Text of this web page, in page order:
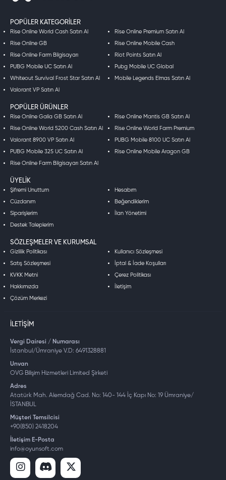
POPÜLER KATEGORILER
Rise Online World Cash Satın Al Rise Online Premium Satın Al
Rise Online GB Rise Online Mobile Cash
Rise Online Farm Bilgisayarı Riot Points Satın Al
PUBG Mobile UC Satın Al Pubg Mobile UC Global
Whiteout Survival Frost Star Satın Al Mobile Legends Elmas Satın Al
Valorant VP Satın Al
POPÜLER ÜRÜNLER
Rise Online Galia GB Satın Al Rise Online Mantis GB Satın Al
Rise Online World 5200 Cash Satın Al Rise Online World Farm Premium
Valorant 8900 VP Satın Al PUBG Mobile 8100 UC Satın Al
PUBG Mobile 325 UC Satın Al Rise Online Mobile Aragon GB
Rise Online Farm Bilgisayarı Satın Al
ÜYELIK
Şifremi Unuttum Hesabım
Cüzdanım Beğendiklerim
Siparişlerim İlan Yönetimi
Destek Taleplerim
SÖZLEŞMELER VE KURUMSAL
Gizlilik Politikası Kullanıcı Sözleşmesi
Satış Sözleşmesi İptal & İade Koşulları
KVKK Metni Çerez Politikası
Hakkımızda İletişim
Çözüm Merkezi
İLETIŞIM
Vergi Dairesi / Numarası
İstanbul/Ümraniye V.D: 6491328881
Unvan
OVG Bilişim Hizmetleri Limited Şirketi
Adres
Atatürk Mah. Alemdağ Cad. No: 140- 144 İç Kapı No: 19 Ümraniye/
İSTANBUL
Müşteri Temsilcisi
+90(850) 2418204
İletişim E-Posta
info@oyunsoft.com